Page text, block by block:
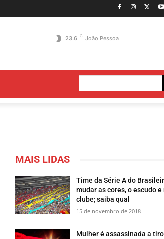
23.6 C João Pessoa
MAIS LIDAS
Time da Série A do
mudar as cores, o escudo e
clube; saiba qual
15 de novembro de 2018
Mulher é assassinada a